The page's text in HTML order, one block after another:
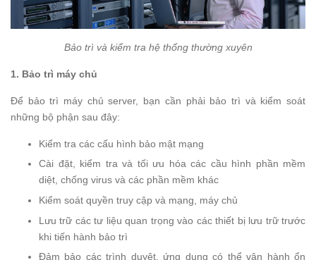
Bảo trì và kiểm tra hệ thống thường xuyên
1. Bảo trì máy chủ
Để bảo trì máy chủ server, bạn cần phải bảo trì và kiểm soát
những bộ phận sau đây:
Kiểm tra các cấu hình bảo mật mạng
Cài đặt, kiểm tra và tối ưu hóa các cầu hình phần mềm
diệt, chống virus và các phần mềm khác
Kiểm soát quyền truy cập và mạng, máy chủ
Lưu trữ các tư liệu quan trọng vào các thiết bị lưu trữ trước
khi tiến hành bảo trì
Đảm bảo các trình duyệt, ứng dụng có thể vận hành ổn